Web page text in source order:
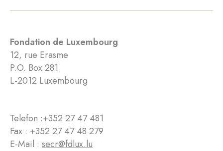
Fondation de Luxembourg
12, rue Erasme
P.O. Box 281
L-2012 Luxembourg
Telefon :+352 27 47 481
Fax : +352 27 47 48 279
E-Mail : secr@fdlux.lu